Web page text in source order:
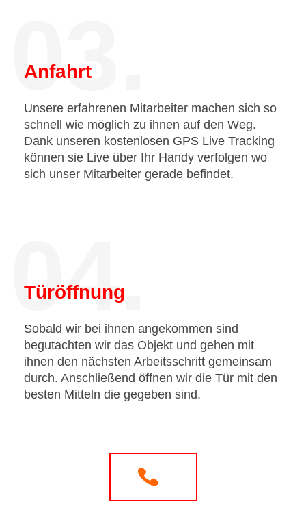
03.
Anfahrt
Unsere erfahrenen Mitarbeiter machen sich so
schnell wie möglich zu ihnen auf den Weg.
Dank unseren kostenlosen GPS Live Tracking
können sie Live über Ihr Handy verfolgen wo
sich unser Mitarbeiter gerade befindet.
04.
Türöffnung
Sobald wir bei ihnen angekommen sind
begutachten wir das Objekt und gehen mit
ihnen den nächsten Arbeitsschritt gemeinsam
durch. Anschließend öffnen wir die Tür mit den
besten Mitteln die gegeben sind.